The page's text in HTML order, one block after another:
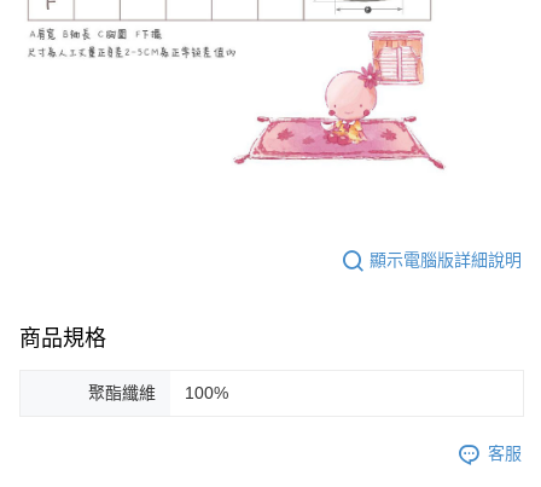
顯示電腦版詳細說明
商品規格
聚酯纖維 100%
客服